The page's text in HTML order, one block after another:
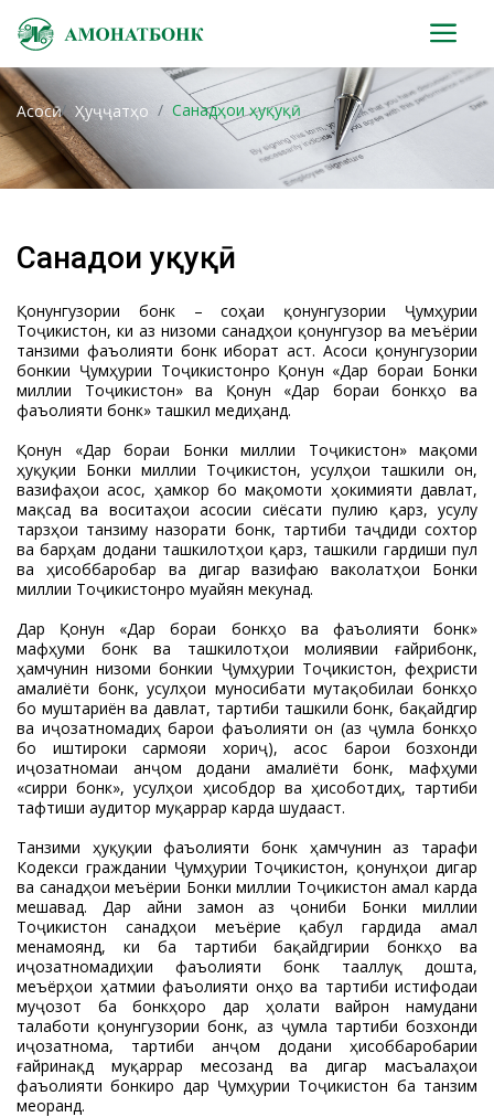
Асосӣ Ҳуҷҷатҳо Санадҳои ҳуқуқӣ
Санадҳои ҳуқуқӣ
Қонунгузории бонкӣ – соҳаи қонунгузории Ҷумҳурии
Тоҷикистон, ки аз низоми санадҳои қонунгузорӣ ва меъёрии
танзими фаъолияти бонкӣ иборат аст. Асоси қонунгузории
бонкии Ҷумҳурии Тоҷикистонро Қонун «Дар бораи Бонки
миллии Тоҷикистон» ва Қонун «Дар бораи бонкҳо ва
фаъолияти бонкӣ» ташкил медиҳанд.
Қонун «Дар бораи Бонки миллии Тоҷикистон» мақоми
ҳуқуқии Бонки миллии Тоҷикистон, усулҳои ташкили он,
вазифаҳои асосӣ, ҳамкорӣ бо мақомоти ҳокимияти давлатӣ,
мақсад ва воситаҳои асосии сиёсати пулию қарзӣ, усулу
тарзҳои танзиму назорати бонкӣ, тартиби таҷдиди сохтор
ва барҳам додани ташкилотҳои қарзӣ, ташкили гардиши пул
ва ҳисоббаробарӣ ва дигар вазифаю ваколатҳои Бонки
миллии Тоҷикистонро муайян мекунад.
Дар Қонун «Дар бораи бонкҳо ва фаъолияти бонкӣ»
мафҳуми бонк ва ташкилотҳои молиявии ғайрибонкӣ,
ҳамчунин низоми бонкии Ҷумҳурии Тоҷикистон, феҳристи
амалиёти бонкӣ, усулҳои муносибати мутақобилаи бонкҳо
бо муштариён ва давлат, тартиби ташкили бонк, бақайдгирӣ
ва иҷозатномадиҳӣ барои фаъолияти он (аз ҷумла бонкҳо
бо иштироки сармояи хориҷӣ), асос барои бозхонди
иҷозатномаи анҷом додани амалиёти бонкӣ, мафҳуми
«сирри бонкӣ», усулҳои ҳисобдорӣ ва ҳисоботдиҳӣ, тартиби
тафтиши аудиторӣ муқаррар карда шудааст.
Танзими ҳуқуқии фаъолияти бонкӣ ҳамчунин аз тарафи
Кодекси граждании Ҷумҳурии Тоҷикистон, қонунҳои дигар
ва санадҳои меъёрии Бонки миллии Тоҷикистон амалӣ карда
мешавад. Дар айни замон аз ҷониби Бонки миллии
Тоҷикистон санадҳои меъёрие қабул гардида амал
менамоянд, ки ба тартиби бақайдгирии бонкҳо ва
иҷозатномадиҳии фаъолияти бонкӣ тааллуқ дошта,
меъёрҳои ҳатмии фаъолияти онҳо ва тартиби истифодаи
муҷозот ба бонкҳоро дар ҳолати вайрон намудани
талаботи қонунгузории бонкӣ, аз ҷумла тартиби бозхонди
иҷозатнома, тартиби анҷом додани ҳисоббаробарии
ғайринақдӣ муқаррар месозанд ва дигар масъалаҳои
фаъолияти бонкиро дар Ҷумҳурии Тоҷикистон ба танзим
меоранд.